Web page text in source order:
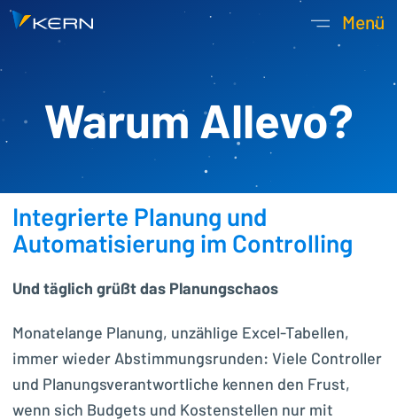
Menü
Warum Allevo?
Integrierte Planung und
Automatisierung im Controlling
Und täglich grüßt das Planungschaos
Monatelange Planung, unzählige Excel-Tabellen,
immer wieder Abstimmungsrunden: Viele Controller
und Planungsverantwortliche kennen den Frust,
wenn sich Budgets und Kostenstellen nur mit